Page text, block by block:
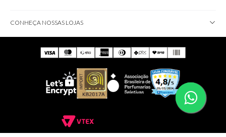
CONHEÇA NOSSAS LOJAS